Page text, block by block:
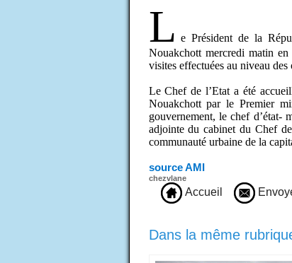
L e Président de la
Nouakchott mercredi matin
visites effectuées au niveau
Le Chef de l’Etat a été
Nouakchott par le Premier
gouvernement, le chef d’état-
adjointe du cabinet du Chef
communauté urbaine de la
source AMI
chezvlane
Accueil
Dans la même